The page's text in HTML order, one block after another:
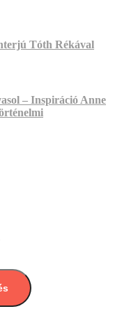
Tóth Rékával
– Inspiráció Anne